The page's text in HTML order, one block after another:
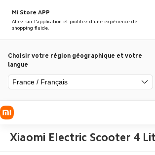
Mi Store APP
Allez sur l'application et profitez d'une expérience de
shopping fluide.
Choisir votre région géographique et votre
langue
France / Français
Xiaomi Electric Scooter 4